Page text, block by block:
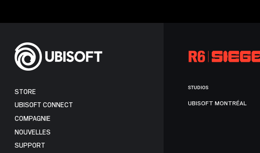
STORE
UBISOFT CONNECT
COMPAGNIE
NOUVELLES
SUPPORT
STUDIOS
UBISOFT MONTRÉAL